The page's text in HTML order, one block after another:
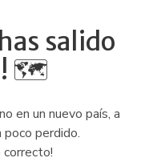
salido
🗺️
en un nuevo país, a
perdido.
correcto!